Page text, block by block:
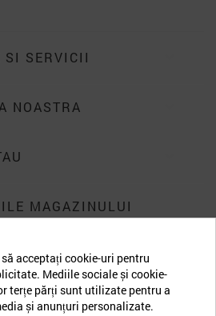
SI SERVICII
NOASTRA
MAGAZINULUI
acceptați cookie-uri pentru
Mediile sociale și cookie-
terțe părți sunt utilizate pentru a
și anunțuri personalizate.